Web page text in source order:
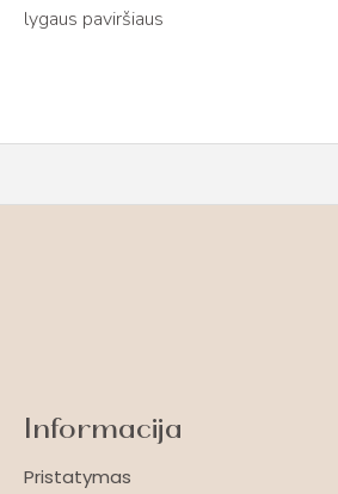
lygaus paviršiaus
Informacija
Pristatymas